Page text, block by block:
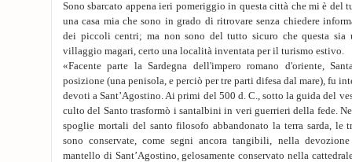
Sono sbarcato appena ieri pomeriggio in questa città che mi è del
una casa mia che sono in grado di ritrovare senza chiedere
dei piccoli centri; ma non sono del tutto sicuro che questa sia
villaggio magari, certo una località inventata per il turismo estivo.
«Facente parte la Sardegna dell'impero romano d'oriente,
posizione (una penisola, e perciò per tre parti difesa dal mare), fu
devoti a Sant’Agostino. Ai primi del 500 d. C., sotto la guida del
culto del Santo trasformò i santalbini in veri guerrieri della fede.
spoglie mortali del santo filosofo abbandonato la terra sarda, le
sono conservate, come segni ancora tangibili, nella
mantello di Sant’Agostino, gelosamente conservato nella